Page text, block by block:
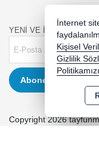
YENİ VE İNDİRİMLİ
Abone Ol
Copyright 2026
İnternet
Kişisel
Gizlilik
Politikamızı